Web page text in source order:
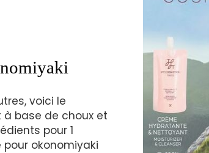
voici le
à base de choux et
pour 1
okonomiyaki